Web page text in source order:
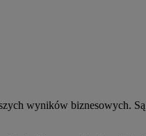
wyników biznesowych.